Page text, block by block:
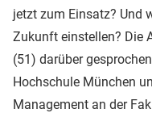
jetzt zum Einsatz? Und
Zukunft einstellen? Die
(51) darüber
Hochschule München
Management an der